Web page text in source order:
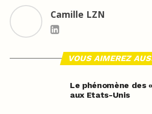
Camille LZN
VOUS AIMEREZ
Le phénomène des
aux Etats-Unis